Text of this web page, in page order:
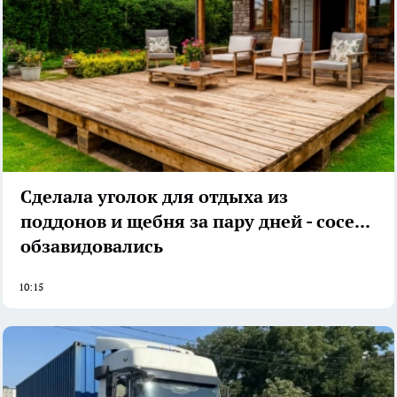
Сделала уголок для отдыха из
поддонов и щебня за пару дней - соседи
обзавидовались
10:15